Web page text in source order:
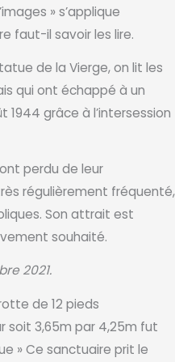
» s’applique
faut-il savoir les lire.
de la Vierge, on lit les
qui ont échappé à un
1944 grâce à l’intersession
perdu de leur
régulièrement fréquenté,
Son attrait est
souhaité.
2021.
de 12 pieds
soit 3,65m par 4,25m fut
» Ce sanctuaire prit le